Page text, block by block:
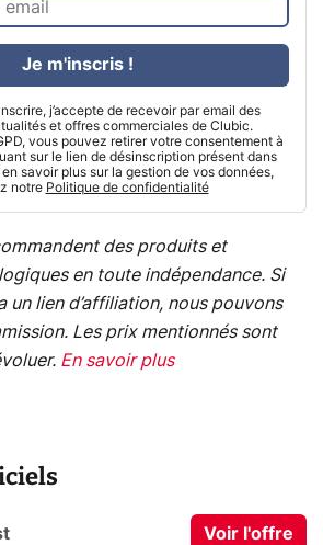
j’accepte de recevoir par email des
et offres commerciales de Clubic.
vous pouvez retirer votre consentement à
sur le lien de désinscription présent dans
savoir plus sur la gestion de vos données,
notre Politique de confidentialité
Je m'inscris !
des produits et
en toute indépendance. Si
un lien d’affiliation, nous pouvons
Les prix mentionnés sont
En savoir plus
Voir l'offre